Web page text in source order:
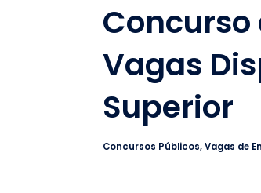
Concurso
Vagas
Superior
Concursos Públicos,Vagas de